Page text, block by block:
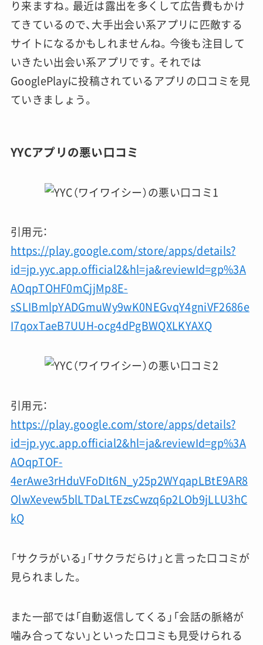
り来ますね。最近は露出を多くして広告費もかけ
てきているので、大手出会い系アプリに匹敵する
サイトになるかもしれませんね。今後も注目して
いきたい出会い系アプリです。それでは
GooglePlayに投稿されているアプリの口コミを見
ていきましょう。
YYCアプリの悪い口コミ
引用元：
https://play.google.com/store/apps/details?
id=jp.yyc.app.official2&hl=ja&reviewId=gp%3A
AOqpTOHF0mCjjMp8E-
sSLIBmlpYADGmuWy9wK0NEGvqY4gniVF2686e
I7qoxTaeB7UUH-ocg4dPgBWQXLKYAXQ
引用元：
https://play.google.com/store/apps/details?
id=jp.yyc.app.official2&hl=ja&reviewId=gp%3A
AOqpTOF-
4erAwe3rHduVFoDIt6N_y25p2WYqapLBtE9AR8
OlwXevew5blLTDaLTEzsCwzq6p2LOb9jLLU3hC
kQ
「サクラがいる」「サクラだらけ」と言った口コミが
見られました。
また一部では「自動返信してくる」「会話の脈絡が
噛み合ってない」といった口コミも見受けられる